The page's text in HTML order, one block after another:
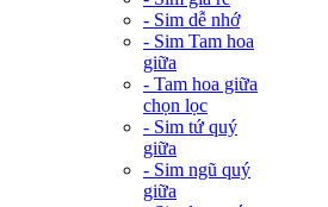
- Sim dễ nhớ
- Sim Tam hoa
giữa
- Tam hoa giữa
chọn lọc
- Sim tứ quý
giữa
- Sim ngũ quý
giữa